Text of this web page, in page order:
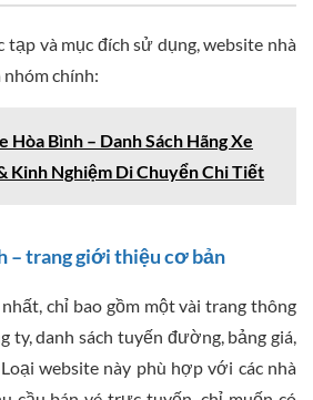
và mục đích sử dụng, website nhà
chính:
Hòa Bình – Danh Sách Hãng Xe
Kinh Nghiệm Di Chuyển Chi Tiết
– trang giới thiệu cơ bản
chỉ bao gồm một vài trang thông
ty, danh sách tuyến đường, bảng giá,
website này phù hợp với các nhà